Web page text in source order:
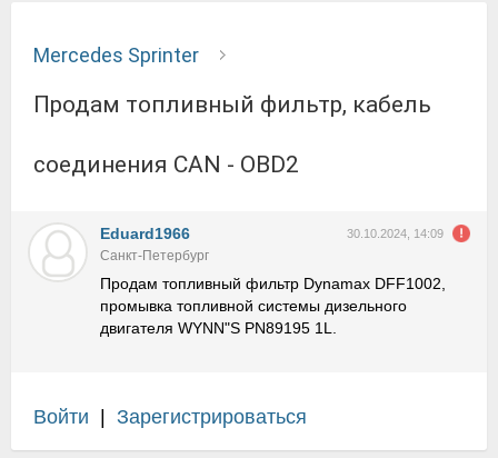
Mercedes Sprinter
Продам топливный фильтр, кабель
соединения CAN - OBD2
Eduard1966 30.10.2024, 14:09
Санкт-Петербург
Продам топливный фильтр Dynamax DFF1002,
промывка топливной системы дизельного
двигателя WYNN"S PN89195 1L.
Войти Зарегистрироваться